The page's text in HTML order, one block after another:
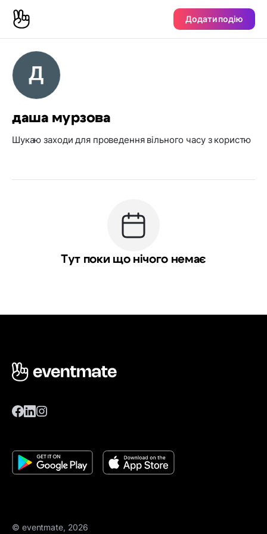
Додати подію
даша мурзова
Шукаю заходи для проведення вільного часу з користю
Тут поки що нічого немає
© eventmate, 2026